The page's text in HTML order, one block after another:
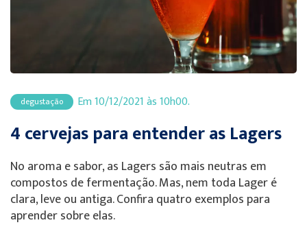
degustação Em 10/12/2021 às 10h00.
4 cervejas para entender as Lagers
No aroma e sabor, as Lagers são mais neutras em
compostos de fermentação. Mas, nem toda Lager é
clara, leve ou antiga. Confira quatro exemplos para
aprender sobre elas.